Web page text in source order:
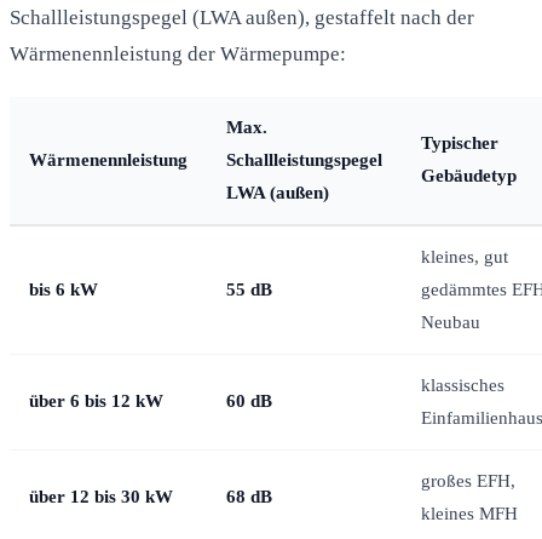
Schallleistungspegel (LWA außen), gestaffelt nach der
Wärmenennleistung der Wärmepumpe:
Wärmenennleistung
Max.
Schallleistungspegel
LWA (außen)
Typischer
Gebäudetyp
bis 6 kW 55 dB
kleines, gut
gedämmtes
Neubau
über 6 bis 12 kW 60 dB
klassisches
Einfamilienhaus
über 12 bis 30 kW 68 dB
großes EFH,
kleines MFH